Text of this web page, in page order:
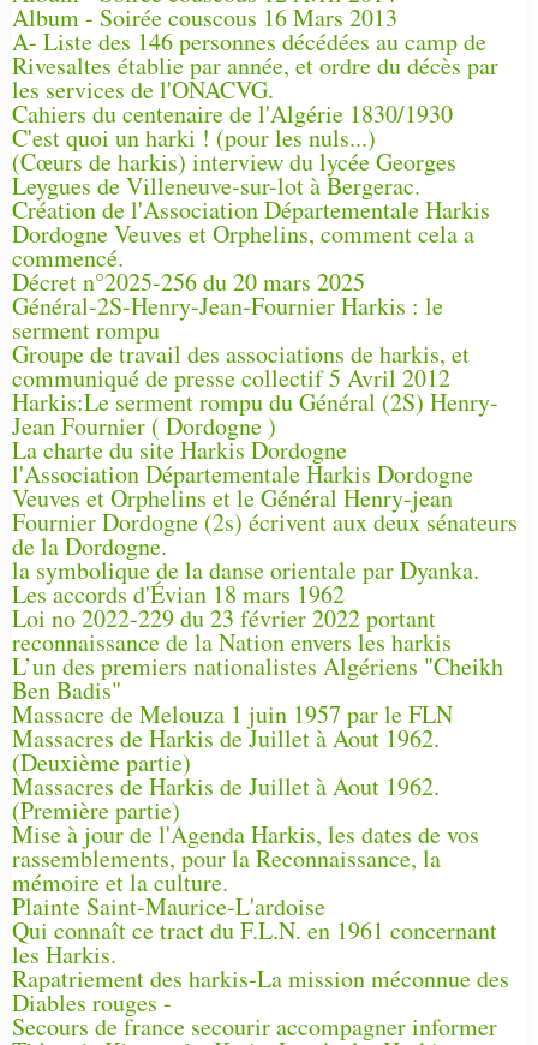
Album - Soirée couscous 16 Mars 2013
A- Liste des 146 personnes décédées au camp de
Rivesaltes établie par année, et ordre du décès par
les services de l'ONACVG.
Cahiers du centenaire de l'Algérie 1830/1930
C'est quoi un harki ! (pour les nuls...)
(Cœurs de harkis) interview du lycée Georges
Leygues de Villeneuve-sur-lot à Bergerac.
Création de l'Association Départementale Harkis
Dordogne Veuves et Orphelins, comment cela a
commencé.
Décret n°2025-256 du 20 mars 2025
Général-2S-Henry-Jean-Fournier Harkis : le
serment rompu
Groupe de travail des associations de harkis, et
communiqué de presse collectif 5 Avril 2012
Harkis:Le serment rompu du Général (2S) Henry-
Jean Fournier ( Dordogne )
La charte du site Harkis Dordogne
l'Association Départementale Harkis Dordogne
Veuves et Orphelins et le Général Henry-jean
Fournier Dordogne (2s) écrivent aux deux sénateurs
de la Dordogne.
la symbolique de la danse orientale par Dyanka.
Les accords d'Évian 18 mars 1962
Loi no 2022-229 du 23 février 2022 portant
reconnaissance de la Nation envers les harkis
L’un des premiers nationalistes Algériens "Cheikh
Ben Badis"
Massacre de Melouza 1 juin 1957 par le FLN
Massacres de Harkis de Juillet à Aout 1962.
(Deuxième partie)
Massacres de Harkis de Juillet à Aout 1962.
(Première partie)
Mise à jour de l'Agenda Harkis, les dates de vos
rassemblements, pour la Reconnaissance, la
mémoire et la culture.
Plainte Saint-Maurice-L'ardoise
Qui connaît ce tract du F.L.N. en 1961 concernant
les Harkis.
Rapatriement des harkis-La mission méconnue des
Diables rouges -
Secours de france secourir accompagner informer